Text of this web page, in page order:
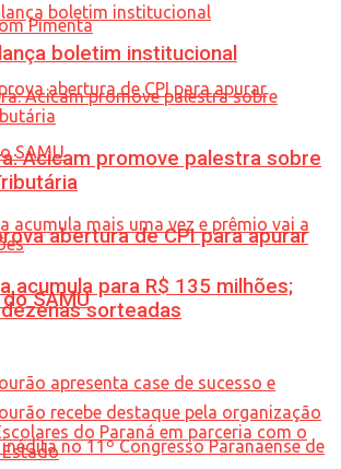
Pimenta
abertura de CPI para apurar
SAMU
boletim institucional
Acicam promove palestra sobre
acumula para R$ 135 milhões;
sorteadas